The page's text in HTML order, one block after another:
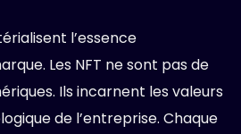
l’essence
Les NFT ne sont pas de
Ils incarnent les valeurs
de l’entreprise. Chaque